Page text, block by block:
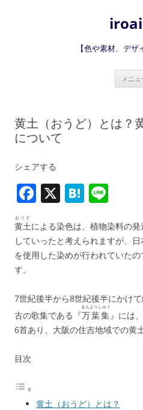
【色や素材、デザ
メニュ
黄土（おうど）とは？
について
シェアする
F
c
e
o
o
k
X H
e
n
e
黄土
おうど
による染色は、植物染料の
していったと考えられますが、
を使用した染めが行われていた
す。
7世紀後半から8世紀後半にかけ
古の歌集である『万葉集
まんようしゅう
』には、
6首あり、大阪の住吉地域での黄
目次
黄土（おうど）とは？